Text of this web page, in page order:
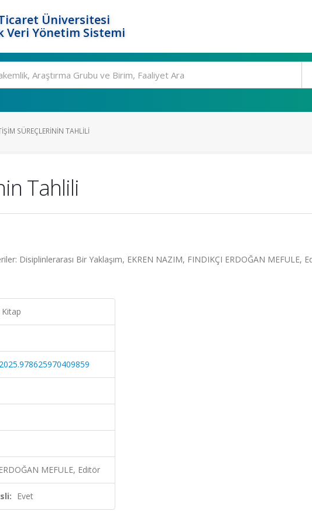
Üniversitesi
Veri Yönetim Sistemi
SÜREÇLERININ TAHLILI
Tahlili
Disiplinlerarası Bir Yaklaşım, EKREN NAZIM, FINDIKÇI ERDOĞAN MEFULE,
MEFULE, Editör
Evet